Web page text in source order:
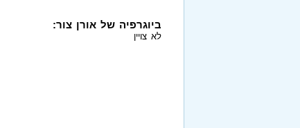
ביוגרפיה של אורן צור:
לא צויין